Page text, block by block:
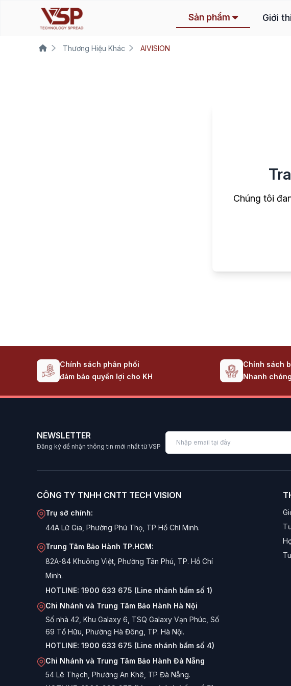
Sản phẩm Giới
Thương Hiệu Khác AIVISION
Chúng tôi
Chính sách phân phối
đảm bảo quyền lợi cho KH
Chính sách
Nhanh
NEWSLETTER
Đăng ký để nhận thông tin mới nhất từ VSP
CÔNG TY TNHH CNTT TECH VISION
Trụ sở chính:
44A Lữ Gia, Phường Phú Thọ, TP Hồ Chí Minh.
Trung Tâm Bảo Hành TP.HCM:
82A-84 Khuông Việt, Phường Tân Phú, TP. Hồ Chí
Minh.
HOTLINE: 1900 633 675 (Line nhánh bấm số 1)
Chi Nhánh và Trung Tâm Bảo Hành Hà Nội
Số nhà 42, Khu Galaxy 6, TSQ Galaxy Vạn Phúc, Số
69 Tố Hữu, Phường Hà Đông, TP. Hà Nội.
HOTLINE: 1900 633 675 (Line nhánh bấm số 4)
Chi Nhánh và Trung Tâm Bảo Hành Đà Nẵng
54 Lê Thạch, Phường An Khê, TP Đà Nẵng.